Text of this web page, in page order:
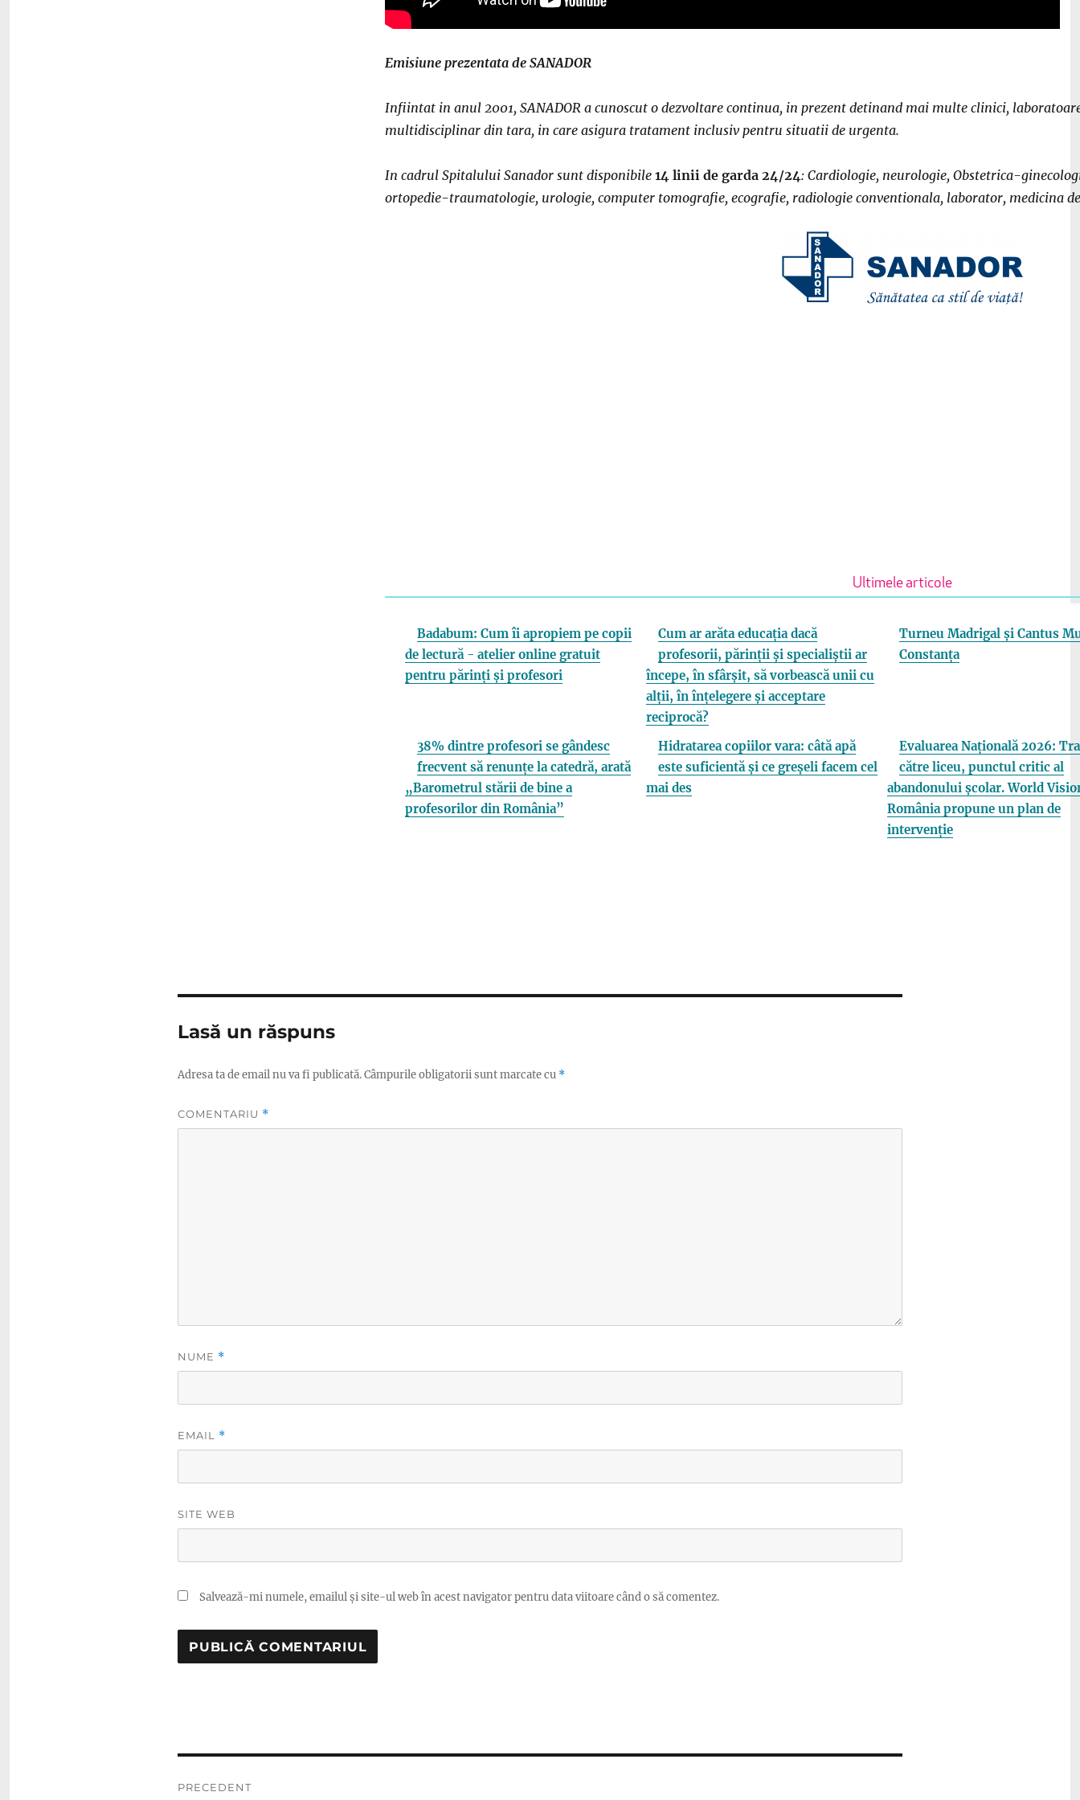
Emisiune prezentata de SANADOR
Infiintat in anul 2001, SANADOR a cunoscut o dezvoltare continua, in prezent detinand mai multe clinici,
multidisciplinar din tara, in care asigura tratament inclusiv pentru situatii de urgenta.
In cadrul Spitalului Sanador sunt disponibile 14 linii de garda 24/24: Cardiologie, neurologie, Obstetrica-
ortopedie-traumatologie, urologie, computer tomografie, ecografie, radiologie conventionala, laborator, medicina
Ultimele articole
Badabum: Cum îi apropiem pe copii
de lectură - atelier online gratuit
pentru părinți și profesori
Cum ar arăta educația dacă
profesorii, părinții și specialiștii ar
începe, în sfârșit, să vorbească unii cu
alții, în înțelegere și acceptare
reciprocă?
Turneu Madrigal și Cantus
Constanța
38% dintre profesori se gândesc
frecvent să renunțe la catedră, arată
„Barometrul stării de bine a
profesorilor din România”
Hidratarea copiilor vara: câtă apă
este suficientă și ce greșeli facem cel
mai des
Evaluarea Națională 2026:
către liceu, punctul critic al
abandonului școlar. World
România propune un plan de
intervenție
Lasă un răspuns
Adresa ta de email nu va fi publicată.Câmpurile obligatorii sunt marcate cu *
COMENTARIU *
NUME *
EMAIL *
SITE WEB
Salvează-mi numele, emailul și site-ul web în acest navigator pentru data viitoare când o să comentez.
PRECEDENT